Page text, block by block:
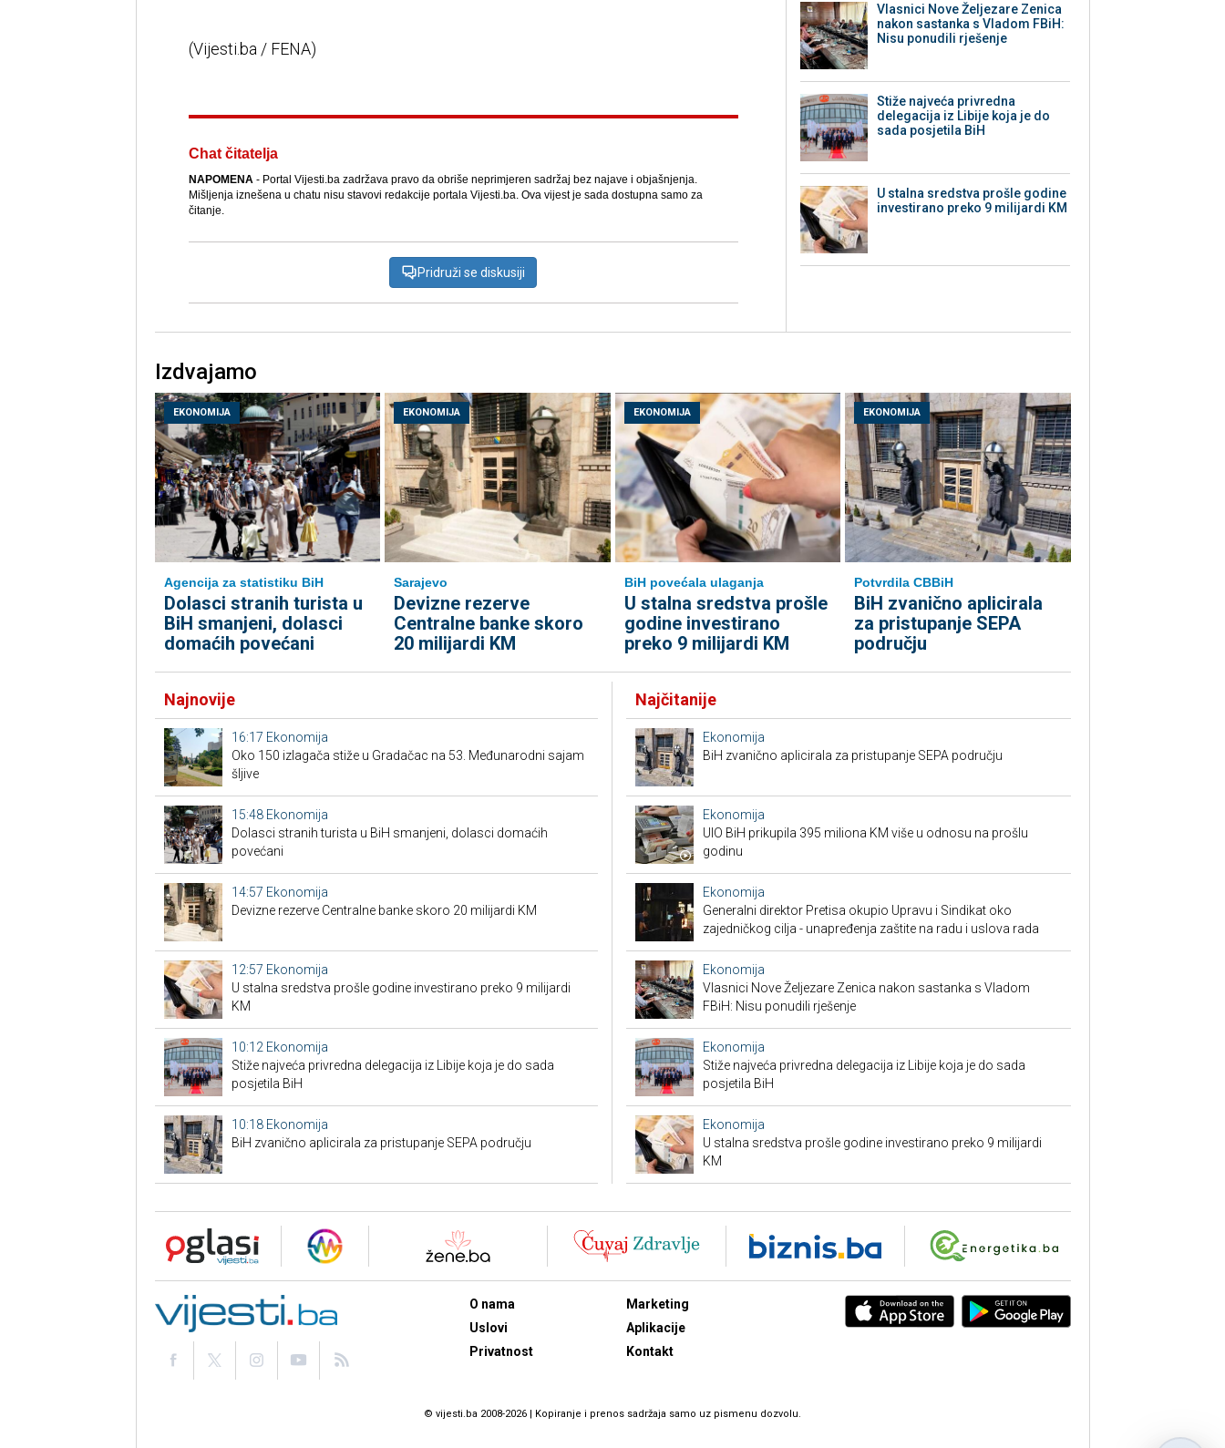
(Vijesti.ba / FENA)
Chat čitatelja
NAPOMENA- Portal Vijesti.ba zadržava pravo da obriše neprimjeren sadržaj bez najave i objašnjenja.
Mišljenja iznešena u chatu nisu stavovi redakcije portala Vijesti.ba. Ova vijest je sada dostupna samo za
čitanje.
Pridruži se diskusiji
Vlasnici Nove Željezare Zenica
nakon sastanka s Vladom FBiH:
Nisu ponudili rješenje
Stiže najveća privredna
delegacija iz Libije koja je do
sada posjetila BiH
U stalna sredstva prošle godine
investirano preko 9 milijardi KM
Izdvajamo
EKONOMIJA
Agencija za statistiku BiH
Dolasci stranih turista u
BiH smanjeni, dolasci
domaćih povećani
EKONOMIJA
Sarajevo
Devizne rezerve
Centralne banke skoro
20 milijardi KM
EKONOMIJA
BiH povećala ulaganja
U stalna sredstva prošle
godine investirano
preko 9 milijardi KM
EKONOMIJA
Potvrdila CBBiH
BiH zvanično aplicirala
za pristupanje SEPA
području
Najnovije
16:17 Ekonomija
Oko 150 izlagača stiže u Gradačac na 53. Međunarodni sajam
šljive
15:48 Ekonomija
Dolasci stranih turista u BiH smanjeni, dolasci domaćih
povećani
14:57 Ekonomija
Devizne rezerve Centralne banke skoro 20 milijardi KM
12:57 Ekonomija
U stalna sredstva prošle godine investirano preko 9 milijardi
KM
10:12 Ekonomija
Stiže najveća privredna delegacija iz Libije koja je do sada
posjetila BiH
10:18 Ekonomija
BiH zvanično aplicirala za pristupanje SEPA području
Najčitanije
Ekonomija
BiH zvanično aplicirala za pristupanje SEPA području
Ekonomija
UIO BiH prikupila 395 miliona KM više u odnosu na prošlu
godinu
Ekonomija
Generalni direktor Pretisa okupio Upravu i Sindikat oko
zajedničkog cilja - unapređenja zaštite na radu i uslova rada
Ekonomija
Vlasnici Nove Željezare Zenica nakon sastanka s Vladom
FBiH: Nisu ponudili rješenje
Ekonomija
Stiže najveća privredna delegacija iz Libije koja je do sada
posjetila BiH
Ekonomija
U stalna sredstva prošle godine investirano preko 9 milijardi
KM
O nama
Uslovi
Privatnost
Marketing
Aplikacije
Kontakt
© vijesti.ba 2008-2026 | Kopiranje i prenos sadržaja samo uz pismenu dozvolu.